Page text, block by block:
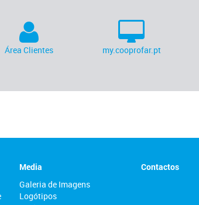
Área Clientes my.cooprofar.pt
Media
Galeria de Imagens
Logótipos
Contactos